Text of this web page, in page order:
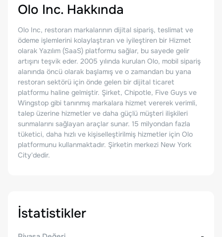
Olo Inc. Hakkında
Olo Inc, restoran markalarının dijital sipariş, teslimat ve
ödeme işlemlerini kolaylaştıran ve iyileştiren bir Hizmet
olarak Yazılım (SaaS) platformu sağlar, bu sayede gelir
artışını teşvik eder. 2005 yılında kurulan Olo, mobil sipariş
alanında öncü olarak başlamış ve o zamandan bu yana
restoran sektörü için önde gelen bir dijital ticaret
platformu haline gelmiştir. Şirket, Chipotle, Five Guys ve
Wingstop gibi tanınmış markalara hizmet vererek verimli,
talep üzerine hizmetler ve daha güçlü müşteri ilişkileri
sunmalarını sağlayan araçlar sunar. 15 milyondan fazla
tüketici, daha hızlı ve kişiselleştirilmiş hizmetler için Olo
platformunu kullanmaktadır. Şirketin merkezi New York
City'dedir.
İstatistikler